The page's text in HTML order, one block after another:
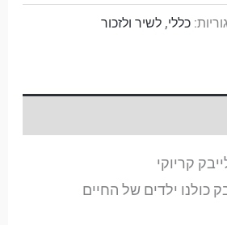
כללי, לשיר ולזכור
קריוקי
כולנו ילדים של החיים